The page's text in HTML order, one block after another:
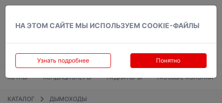
НА ЭТОМ САЙТЕ МЫ ИСПОЛЬЗУЕМ COOKIE-ФАЙЛЫ
Узнать подробнее Понятно
КОТЛЫ КОНДИЦИОНЕРЫ РАДИАТОРЫ ГАЗОВЫЕ КОЛОНКИ
КАТАЛОГ ДЫМОХОДЫ